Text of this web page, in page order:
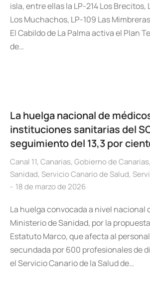
isla, entre ellas la LP-214 Los Brecitos,
Los Muchachos, LP-109 Las
El Cabildo de La Palma activa el Plan
de…
La huelga nacional de
instituciones sanitarias del
seguimiento del 13,3 por
Canal 11, Canarias, Gobierno de Canarias,
Sanidad, Servicio Canario de Salud,
18 de marzo de 2026
La huelga convocada a nivel nacional
Ministerio de Sanidad, por la
Estatuto Marco, que afecta al
secundada por 600 profesionales de
el Servicio Canario de la Salud de…